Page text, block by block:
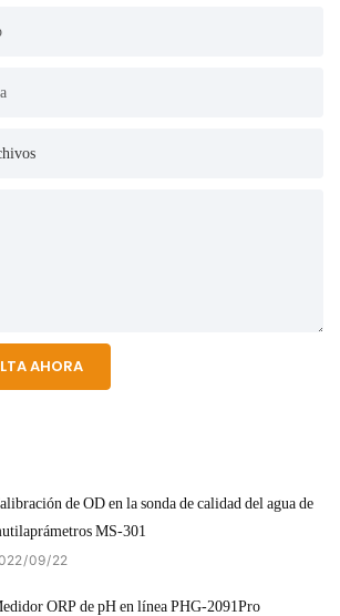
AHORA
de OD en la sonda de calidad del agua de
MS-301
09 22
ORP de pH en línea PHG-2091Pro